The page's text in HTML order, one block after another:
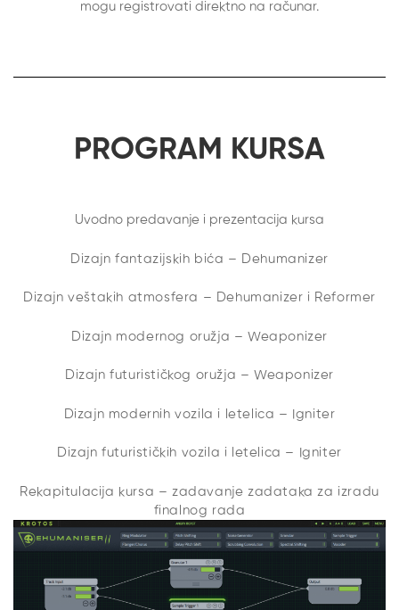
mogu registrovati direktno na računar.
PROGRAM KURSA
Uvodno predavanje i prezentacija kursa
Dizajn fantazijskih bića – Dehumanizer
Dizajn veštakih atmosfera – Dehumanizer i Reformer
Dizajn modernog oružja – Weaponizer
Dizajn futurističkog oružja – Weaponizer
Dizajn modernih vozila i letelica – Igniter
Dizajn futurističkih vozila i letelica – Igniter
Rekapitulacija kursa – zadavanje zadataka za izradu
finalnog rada